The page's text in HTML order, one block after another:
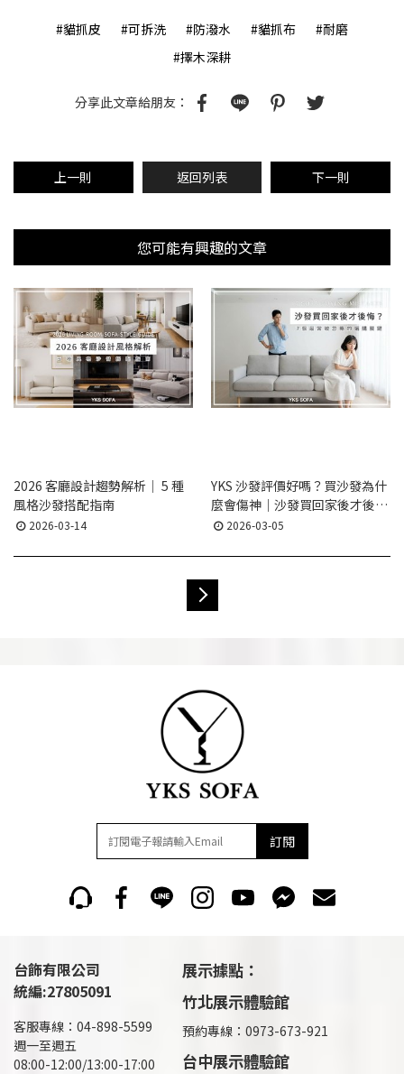
#貓抓皮 #可拆洗 #防潑水 #貓抓布
#耐磨
#擇木深耕
分享此文章給朋友：
上一則 返回列表 下一則
您可能有興趣的文章
2026 客廳設計趨勢解析｜ 5 種
風格沙發搭配指南
2026-03-14
YKS 沙發評價好嗎？買沙發為什
麼會傷神｜沙發買回家後才後
悔？7 個最常被忽略的關鍵一次
2026-03-05
訂閱
台飾有限公司
統編:27805091
客服專線：04-898-5599
週一至週五
08:00-12:00/13:00-17:00
展示據點：
竹北展示體驗館
預約專線：0973-673-921
台中展示體驗館